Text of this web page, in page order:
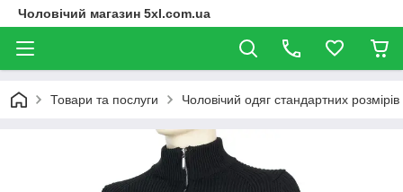
Чоловічий магазин 5xl.com.ua
Товари та послуги Чоловічий одяг стандартних розмірів